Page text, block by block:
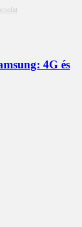
4G és